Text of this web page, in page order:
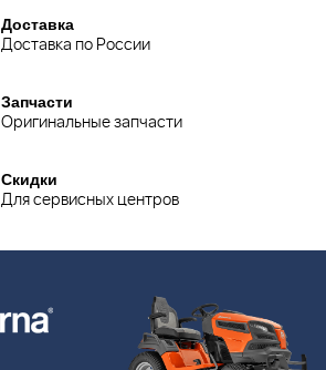
Доставка
Доставка по России
Запчасти
Оригинальные запчасти
Скидки
Для сервисных центров